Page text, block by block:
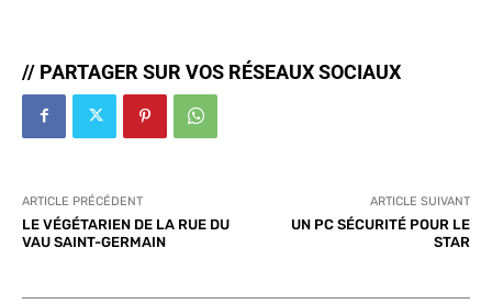
// PARTAGER SUR VOS RÉSEAUX SOCIAUX
ARTICLE PRÉCÉDENT
LE VÉGÉTARIEN DE LA RUE DU
VAU SAINT-GERMAIN
ARTICLE SUIVANT
UN PC SÉCURITÉ POUR LE
STAR